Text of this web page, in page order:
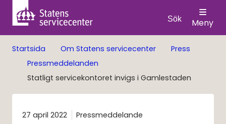
Sök Meny
Startsida Om Statens servicecenter
Press
Pressmeddelanden
Statligt servicekontoret invigs i Gamlestaden
27 april 2022 Pressmeddelande